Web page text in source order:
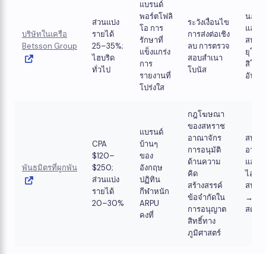
บริษัทในเครือ
Betsson Group
ส่วนแบ่ง
รายได้
25–35%;
ไฮบริด
ทั่วไป
แบรนด์
พอร์ตโฟลิ
โอ การ
รักษาที่
แข็งแกร่ง
การ
รายงานที่
โปร่งใส
ระวังเงื่อนไข
การส่งต่อเชิง
ลบ การตรวจ
สอบสำเนา
โบนัส
นอร์ดิ
และ
สหภ
ยุโรป
สิโนเ
อันดั
พันธมิตรที่ผูกพัน
CPA
$120–
$250; ​​
ส่วนแบ่ง
รายได้
20–30%
แบรนด์
บ้านๆ
ของ
อังกฤษ
ปฏิทิน
กีฬาหนัก
ARPU
คงที่
กฎโฆษณา
ของสหราช
อาณาจักร
การอนุมัติ
ด้านความ
คิด
สร้างสรรค์
ข้อจำกัดใน
การอนุญาต
สิทธิ์ทาง
ภูมิศาสตร์
สหรา
อาณ
และ
ไอร์แ
สปอ
→ คา
สด